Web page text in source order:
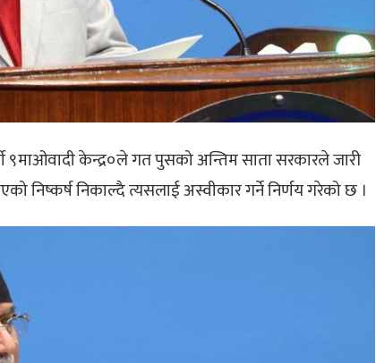
९माओवादी केन्द्र०ले गत पुसको अन्तिम साता सरकारले जारी
निष्कर्ष निकाल्दै त्यसलाई अस्वीकार गर्ने निर्णय गरेको छ ।